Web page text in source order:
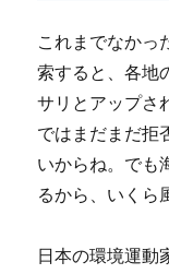
これまでなかっ
索すると、各地
サリとアップさ
ではまだまだ拒
いからね。でも
るから、いくら
日本の環境運動